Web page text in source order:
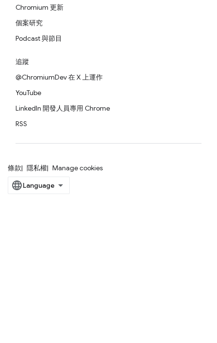
Chromium 更新
個案研究
Podcast 與節目
追蹤
@ChromiumDev 在 X 上運作
YouTube
LinkedIn 開發人員專用 Chrome
RSS
條款 隱私權 Manage cookies